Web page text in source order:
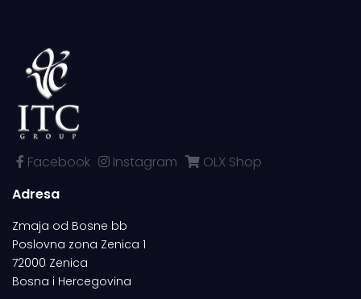
Facebook Instagram
OLX Shop
Adresa
Zmaja od Bosne bb
Poslovna zona Zenica 1
72000 Zenica
Bosna i Hercegovina